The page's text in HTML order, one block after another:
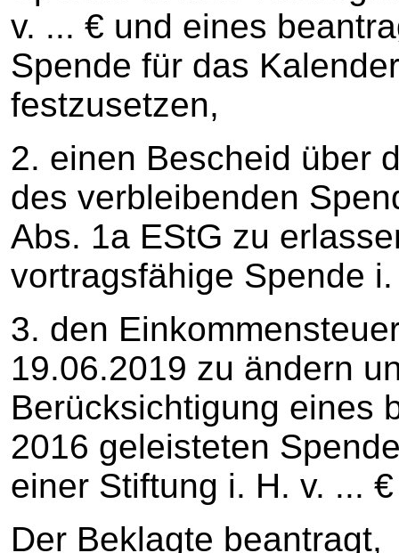
v. ... € und eines
Spende für das
festzusetzen,
2. einen Bescheid über
des verbleibenden
Abs. 1a EStG zu
vortragsfähige Spende
3. den
19.06.2019 zu ändern
Berücksichtigung eines
2016 geleisteten
einer Stiftung i. H. v. ...
Der Beklagte beantragt,